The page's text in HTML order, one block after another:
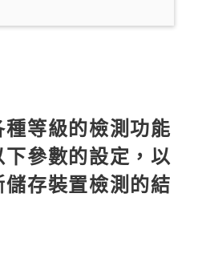
種等級的檢測功能
下參數的設定，以
存裝置檢測的結